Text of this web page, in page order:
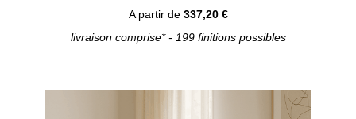
A partir de 337,20 €
livraison comprise* - 199 finitions possibles